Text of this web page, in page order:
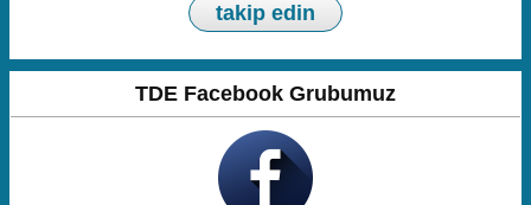
takip edin
TDE Facebook Grubumuz